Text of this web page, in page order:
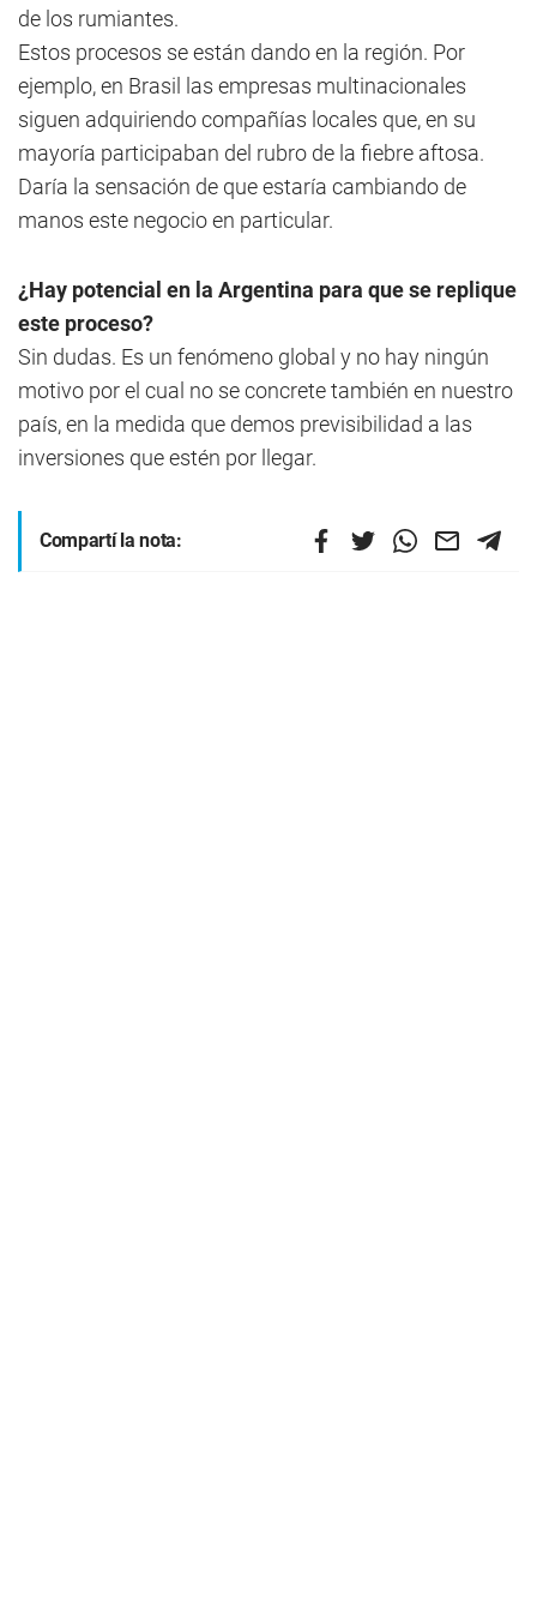
de los rumiantes.
Estos procesos se están dando en la región. Por
ejemplo, en Brasil las empresas multinacionales
siguen adquiriendo compañías locales que, en su
mayoría participaban del rubro de la fiebre aftosa.
Daría la sensación de que estaría cambiando de
manos este negocio en particular.
¿Hay potencial en la Argentina para que se replique
este proceso?
Sin dudas. Es un fenómeno global y no hay ningún
motivo por el cual no se concrete también en nuestro
país, en la medida que demos previsibilidad a las
inversiones que estén por llegar.
Compartí la nota: